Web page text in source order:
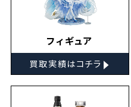
フィギュア
買取実績はコチラ ▸